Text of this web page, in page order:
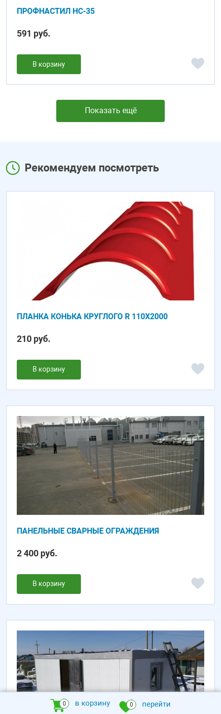
0 в корзину 0 перейти
ПРОФНАСТИЛ НС-35
591 руб.
В корзину
Показать ещё
Рекомендуем посмотреть
ПЛАНКА КОНЬКА КРУГЛОГО R 110X2000
210 руб.
В корзину
ПАНЕЛЬНЫЕ СВАРНЫЕ ОГРАЖДЕНИЯ
2 400 руб.
В корзину